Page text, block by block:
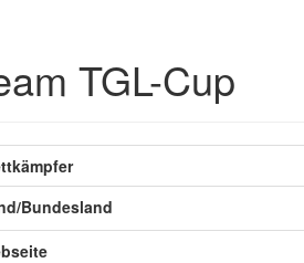
TGL-Cup
Bundesland